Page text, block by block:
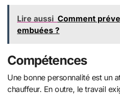
Lire aussi Comment
embuées ?
Compétences
Une bonne personnalité est un
chauffeur. En outre, le travail